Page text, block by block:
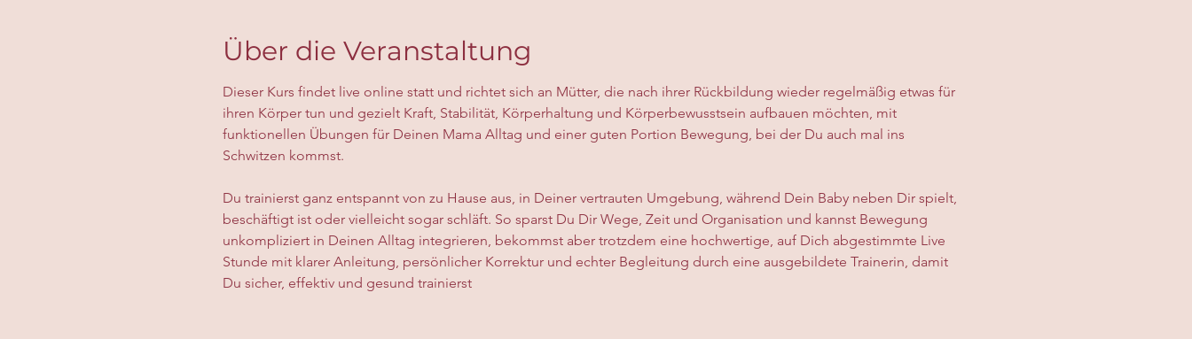
Über die Veranstaltung
Dieser Kurs findet live online statt und richtet sich an Mütter, die nach ihrer Rückbildung wieder regelmäßig etwas für
ihren Körper tun und gezielt Kraft, Stabilität, Körperhaltung und Körperbewusstsein aufbauen möchten, mit
funktionellen Übungen für Deinen Mama Alltag und einer guten Portion Bewegung, bei der Du auch mal ins
Schwitzen kommst.
Du trainierst ganz entspannt von zu Hause aus, in Deiner vertrauten Umgebung, während Dein Baby neben Dir spielt,
beschäftigt ist oder vielleicht sogar schläft. So sparst Du Dir Wege, Zeit und Organisation und kannst Bewegung
unkompliziert in Deinen Alltag integrieren, bekommst aber trotzdem eine hochwertige, auf Dich abgestimmte Live
Stunde mit klarer Anleitung, persönlicher Korrektur und echter Begleitung durch eine ausgebildete Trainerin, damit
Du sicher, effektiv und gesund trainierst